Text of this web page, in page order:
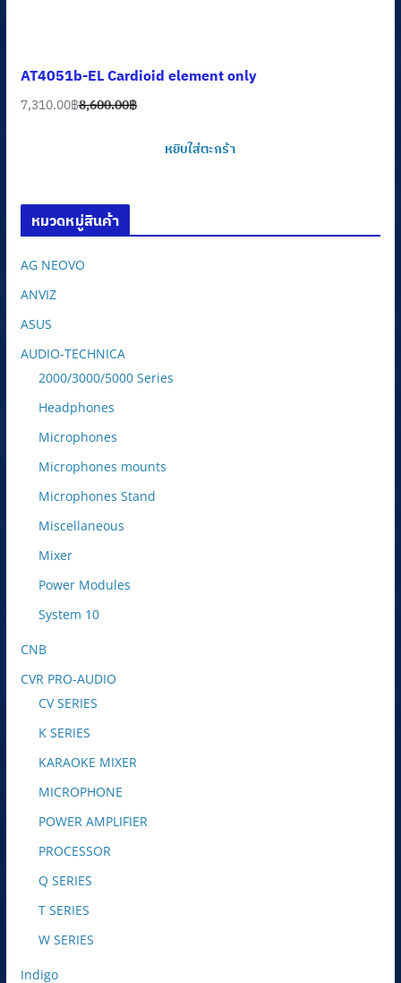
AT4051b-EL Cardioid element only
8,600.00฿
Original
7,310.00฿
Current
หยิบใส่ตะกร้า
หมวดหมู่สินค้า
AG NEOVO
ANVIZ
ASUS
AUDIO-TECHNICA
2000/3000/5000 Series
Headphones
Microphones
Microphones mounts
Microphones Stand
Miscellaneous
Mixer
Power Modules
System 10
CNB
CVR PRO-AUDIO
CV SERIES
K SERIES
KARAOKE MIXER
MICROPHONE
POWER AMPLIFIER
PROCESSOR
Q SERIES
T SERIES
W SERIES
Indigo